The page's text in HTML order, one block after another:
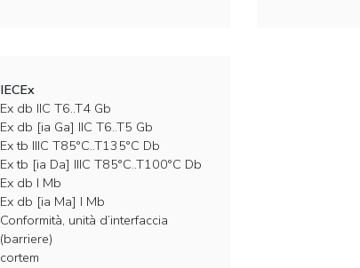
IECEx
Ex db IIC T6..T4 Gb
Ex db [ia Ga] IIC T6..T5 Gb
Ex tb IIIC T85°C..T135°C Db
Ex tb [ia Da] IIIC T85°C..T100°C Db
Ex db I Mb
Ex db [ia Ma] I Mb
Conformità, unità d’interfaccia
(barriere)
cortem